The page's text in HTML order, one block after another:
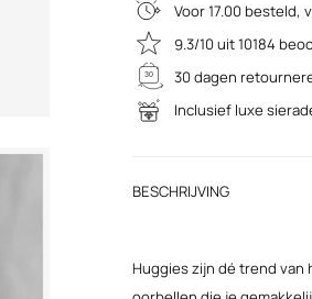
Voor 17.00 besteld,
9.3/10 uit 10184
30 dagen
Inclusief luxe
BESCHRIJVING
Huggies zijn dé trend van